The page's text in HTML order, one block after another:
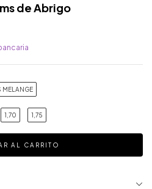
de Abrigo
MELANGE
1,70 1,75